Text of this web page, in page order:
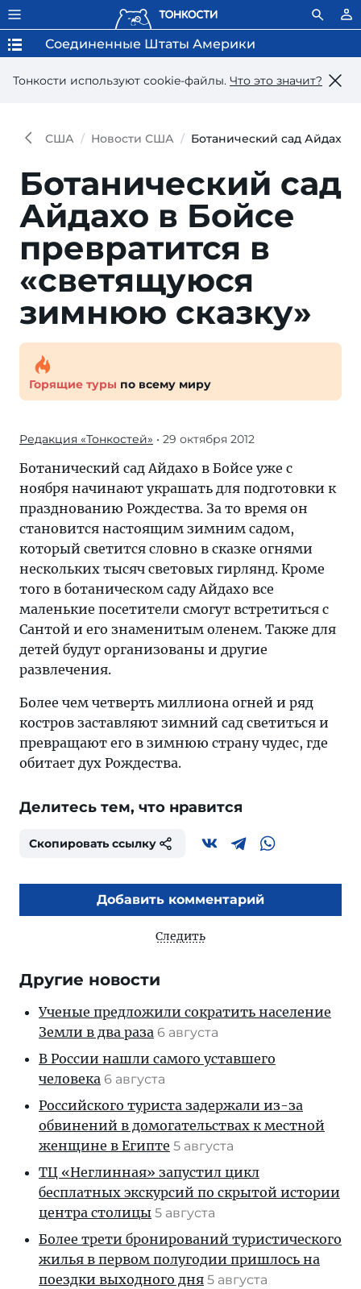
Тонкости используют сookie-файлы. Что это значит?
Соединенные Штаты Америки
США Новости США Ботанический сад Айдахо
Ботанический сад
Айдахо в Бойсе
превратится в
«светящуюся
зимнюю сказку»
Горящие туры по всему миру
Редакция «Тонкостей» • 29 октября 2012
Ботанический сад Айдахо в Бойсе уже с
ноября начинают украшать для подготовки к
празднованию Рождества. За то время он
становится настоящим зимним садом,
который светится словно в сказке огнями
нескольких тысяч световых гирлянд. Кроме
того в ботаническом саду Айдахо все
маленькие посетители смогут встретиться с
Сантой и его знаменитым оленем. Также для
детей будут организованы и другие
развлечения.
Более чем четверть миллиона огней и ряд
костров заставляют зимний сад светиться и
превращают его в зимнюю страну чудес, где
обитает дух Рождества.
Делитесь тем, что нравится
Скопировать ссылку
Добавить комментарий
Следить
Другие новости
Ученые предложили сократить население
Земли в два раза 6 августа
В России нашли самого уставшего
человека 6 августа
Российского туриста задержали из-за
обвинений в домогательствах к местной
женщине в Египте 5 августа
ТЦ «Неглинная» запустил цикл
бесплатных экскурсий по скрытой истории
центра столицы 5 августа
Более трети бронирований туристического
жилья в первом полугодии пришлось на
поездки выходного дня 5 августа